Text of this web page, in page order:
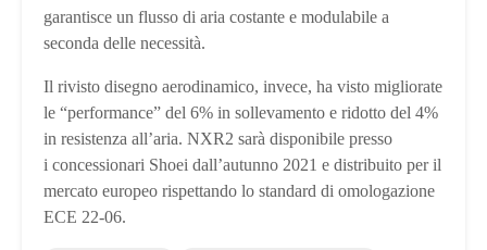
garantisce un flusso di aria costante e modulabile a
seconda delle necessità.
Il rivisto disegno aerodinamico, invece, ha visto migliorate
le “performance” del 6% in sollevamento e ridotto del 4%
in resistenza all’aria. NXR2 sarà disponibile presso
i concessionari Shoei dall’autunno 2021 e distribuito per il
mercato europeo rispettando lo standard di omologazione
ECE 22-06.